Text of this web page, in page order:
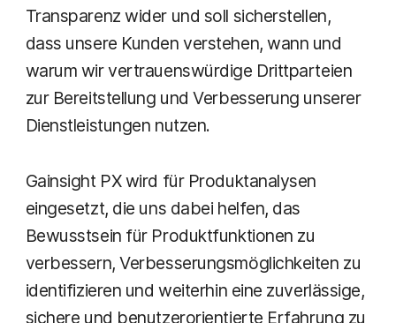
Transparenz wider und soll sicherstellen,
dass unsere Kunden verstehen, wann und
warum wir vertrauenswürdige Drittparteien
zur Bereitstellung und Verbesserung unserer
Dienstleistungen nutzen.
Gainsight PX wird für Produktanalysen
eingesetzt, die uns dabei helfen, das
Bewusstsein für Produktfunktionen zu
verbessern, Verbesserungsmöglichkeiten zu
identifizieren und weiterhin eine zuverlässige,
sichere und benutzerorientierte Erfahrung zu